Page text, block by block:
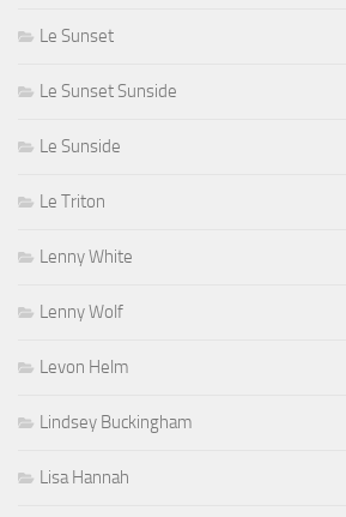
Le Sunset
Le Sunset Sunside
Le Sunside
Le Triton
Lenny White
Lenny Wolf
Levon Helm
Lindsey Buckingham
Lisa Hannah